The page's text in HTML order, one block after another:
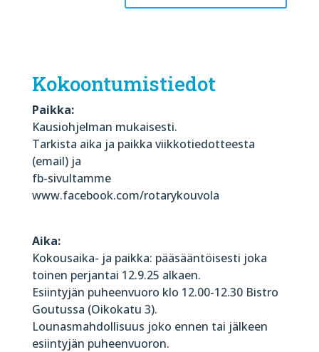
Kokoontumistiedot
Paikka:
Kausiohjelman mukaisesti.
Tarkista aika ja paikka viikkotiedotteesta
(email) ja
fb-sivultamme
www.facebook.com/rotarykouvola
Aika:
Kokousaika- ja paikka: pääsääntöisesti joka
toinen perjantai 12.9.25 alkaen.
Esiintyjän puheenvuoro klo 12.00-12.30 Bistro
Goutussa (Oikokatu 3).
Lounasmahdollisuus joko ennen tai jälkeen
esiintyjän puheenvuoron.